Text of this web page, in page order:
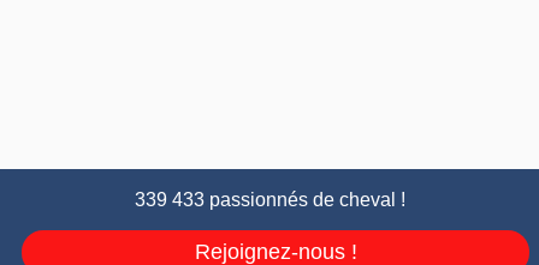
339 433 passionnés de cheval !
Rejoignez-nous !